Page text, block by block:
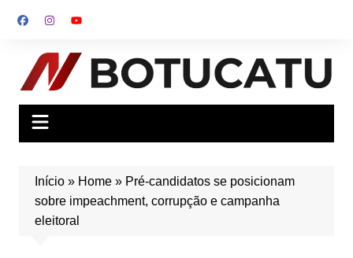
para
conteúdo
Início» Home» Pré-candidatos se posicionam
sobre impeachment, corrupção e campanha
eleitoral